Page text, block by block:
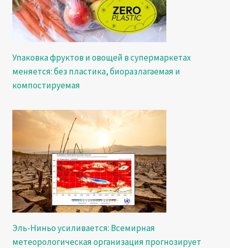
Упаковка фруктов и овощей в супермаркетах
меняется: без пластика, биоразлагаемая и
компостируемая
Эль-Ниньо усиливается: Всемирная
метеорологическая организация прогнозирует